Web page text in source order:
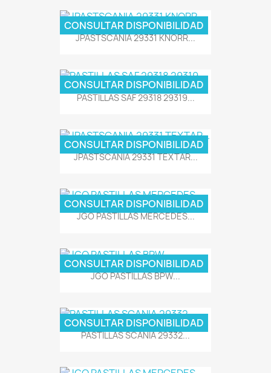
JPASTSCANIA 29331 KNORR...
CONSULTAR DISPONIBILIDAD
PASTILLAS SAF 29318 29319...
CONSULTAR DISPONIBILIDAD
JPASTSCANIA 29331 TEXTAR...
CONSULTAR DISPONIBILIDAD
JGO PASTILLAS MERCEDES...
CONSULTAR DISPONIBILIDAD
JGO PASTILLAS BPW...
CONSULTAR DISPONIBILIDAD
PASTILLAS SCANIA 29332...
CONSULTAR DISPONIBILIDAD